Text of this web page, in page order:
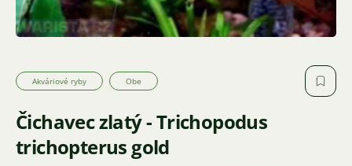
Akváriové ryby Obe
Čichavec zlatý - Trichopodus
trichopterus gold